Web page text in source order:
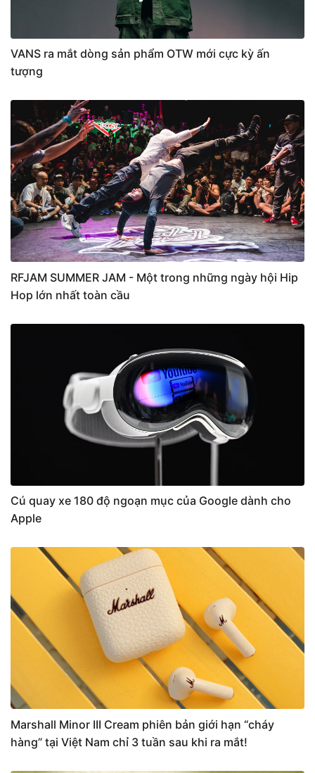
VANS ra mắt dòng sản phẩm OTW mới cực kỳ ấn
tượng
RFJAM SUMMER JAM - Một trong những ngày hội Hip
Hop lớn nhất toàn cầu
Cú quay xe 180 độ ngoạn mục của Google dành cho
Apple
Marshall Minor III Cream phiên bản giới hạn “cháy
hàng” tại Việt Nam chỉ 3 tuần sau khi ra mắt!